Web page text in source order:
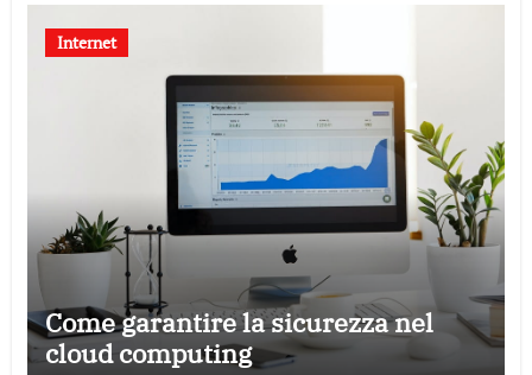
Internet
Come garantire la sicurezza nel
cloud computing